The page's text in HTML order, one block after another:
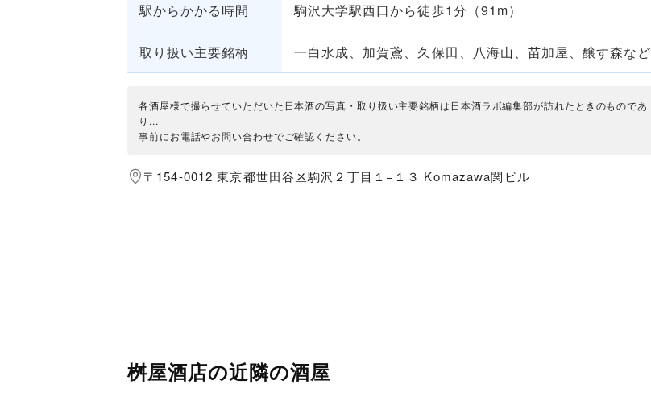
駅からかかる時間 駒沢大学駅西口から徒歩1分（91m）
取り扱い主要銘柄 一白水成、加賀鳶、久保田、八海山、苗加屋、醸す森など
各酒屋様で撮らせていただいた日本酒の写真・取り扱い主要銘柄は日本酒ラボ編集部が訪れたときのものであ
り...
事前にお電話やお問い合わせでご確認ください。
〒154-0012 東京都世田谷区駒沢２丁目１−１３ Komazawa関ビル
桝屋酒店の近隣の酒屋